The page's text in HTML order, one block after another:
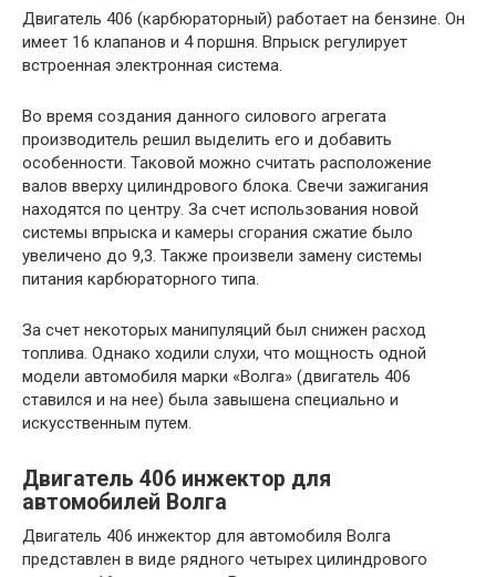
Двигатель 406 (карбюраторный) работает на бензине. Он
имеет 16 клапанов и 4 поршня. Впрыск регулирует
встроенная электронная система.
Во время создания данного силового агрегата
производитель решил выделить его и добавить
особенности. Таковой можно считать расположение
валов вверху цилиндрового блока. Свечи зажигания
находятся по центру. За счет использования новой
системы впрыска и камеры сгорания сжатие было
увеличено до 9,3. Также произвели замену системы
питания карбюраторного типа.
За счет некоторых манипуляций был снижен расход
топлива. Однако ходили слухи, что мощность одной
модели автомобиля марки «Волга» (двигатель 406
ставился и на нее) была завышена специально и
искусственным путем.
Двигатель 406 инжектор для
автомобилей Волга
Двигатель 406 инжектор для автомобиля Волга
представлен в виде рядного четырех цилиндрового